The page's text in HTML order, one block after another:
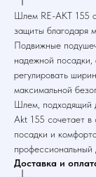
Шлем RE-AKT 155
защиты благодаря
Подвижные
надежной посадки,
регулировать
максимальной
Шлем, подходящий
Akt 155 сочетает в
посадки и
профессиональный
Доставка и